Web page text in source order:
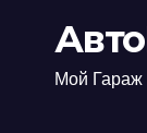
Мой Гараж